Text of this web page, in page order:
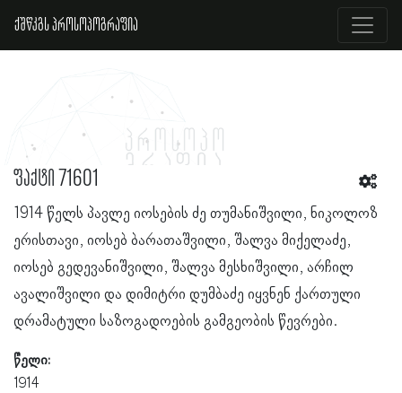
ქშწკგს პროსოპოგრაფია
ფაქტი 71601
1914 წელს პავლე იოსების ძე თუმანიშვილი, ნიკოლოზ
ერისთავი, იოსებ ბარათაშვილი, შალვა მიქელაძე,
იოსებ გედევანიშვილი, შალვა მესხიშვილი, არჩილ
ავალიშვილი და დიმიტრი დუმბაძე იყვნენ ქართული
დრამატული საზოგადოების გამგეობის წევრები.
წელი:
1914